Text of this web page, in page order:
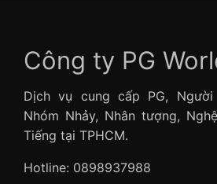
Công ty PG
Dịch vụ cung cấp PG,
Nhóm Nhảy, Nhân tượng,
Tiếng tại TPHCM.
Hotline: 0898937988